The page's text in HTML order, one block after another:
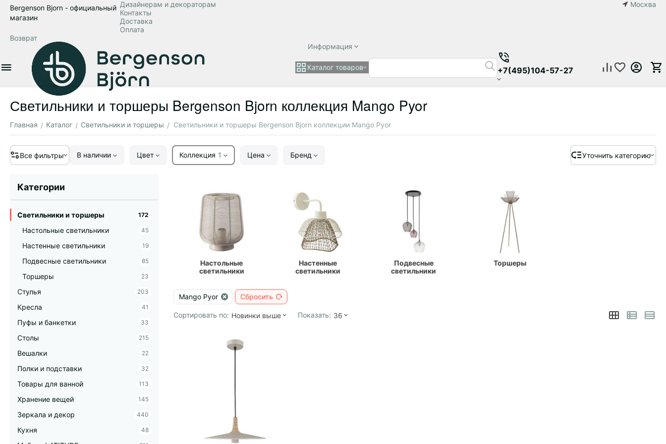
Bergenson Bjorn - официальный
магазин
Москва
Дизайнерам и декораторам
Контакты
Доставка
Оплата
Возврат
Информация
Каталог товаров +7(495)104-57-27
Светильники и торшеры Bergenson Bjorn коллекция Mango Pyor
Главная / Каталог / Светильники и торшеры / Светильники и торшеры Bergenson Bjorn коллекции Mango Pyor
Все фильтры В наличии Цвет Коллекция 1 Цена Бренд Уточнить категорию
Настольные
светильники
Настенные
светильники
Подвесные
светильники
Торшеры
Mango Pyor Сбросить
Сортировать по: Новинки выше Показать: 36
Категории
Светильники и торшеры 172
Настольные светильники 45
Настенные светильники 19
Подвесные светильники 85
Торшеры 23
Стулья 203
Кресла 41
Пуфы и банкетки 33
Столы 215
Вешалки 22
Полки и подставки 32
Товары для ванной 113
Хранение вещей 145
Зеркала и декор 440
Кухня 48